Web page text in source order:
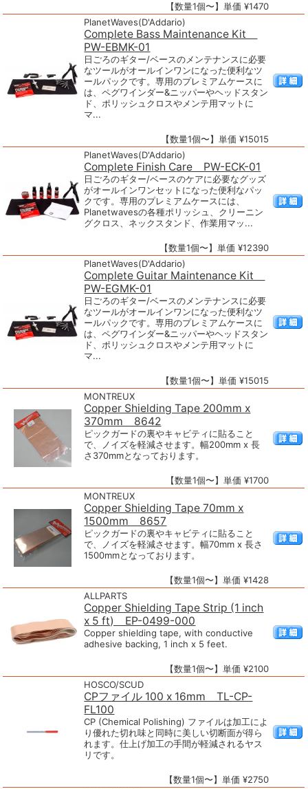
【数量1個〜】単価 ¥1470
PlanetWaves(D'Addario)
Complete Bass Maintenance Kit
PW-EBMK-01
日ごろのギター/ベースのメンテナンスに必要
なツールがオールインワンになった便利なツ
ールパックです。専用のプレミアムケースに
は、ペグワインダー&ニッパーやヘッドスタン
ド、ポリッシュクロスやメンテ用マットに
マ...
【数量1個〜】単価 ¥15015
PlanetWaves(D'Addario)
Complete Finish Care PW-ECK-01
日ごろのギター/ベースのケアに必要なグッズ
がオールインワンセットになった便利なパッ
クです。専用のプレミアムケースには、
Planetwavesの各種ポリッシュ、クリーニン
グクロス、ネックスタンド、作業用マッ...
【数量1個〜】単価 ¥12390
PlanetWaves(D'Addario)
Complete Guitar Maintenance Kit
PW-EGMK-01
日ごろのギター/ベースのメンテナンスに必要
なツールがオールインワンになった便利なツ
ールパックです。専用のプレミアムケースに
は、ペグワインダー&ニッパーやヘッドスタン
ド、ポリッシュクロスやメンテ用マットに
マ...
【数量1個〜】単価 ¥15015
MONTREUX
Copper Shielding Tape 200mm x
370mm 8642
ピックガードの裏やキャビティに貼ること
で、ノイズを軽減させます。幅200mm x 長
さ370mmとなっております。
【数量1個〜】単価 ¥1700
MONTREUX
Copper Shielding Tape 70mm x
1500mm 8657
ピックガードの裏やキャビティに貼ること
で、ノイズを軽減させます。幅70mm x 長さ
1500mmとなっております。
【数量1個〜】単価 ¥1428
ALLPARTS
Copper Shielding Tape Strip (1 inch
x 5 ft) EP-0499-000
Copper shielding tape, with conductive
adhesive backing, 1 inch x 5 feet.
【数量1個〜】単価 ¥2100
HOSCO/SCUD
CPファイル 100 x 16mm TL-CP-
FL100
CP (Chemical Polishing) ファイルは加工によ
り優れた切れ味と同時に美しい切断面が得ら
れます。仕上げ加工の手間が軽減されるヤス
リです。
【数量1個〜】単価 ¥2750